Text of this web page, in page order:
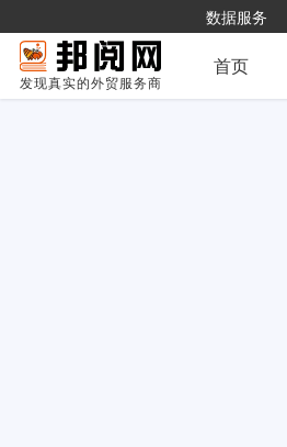
数据服务
发现真实的外贸服务商
首页